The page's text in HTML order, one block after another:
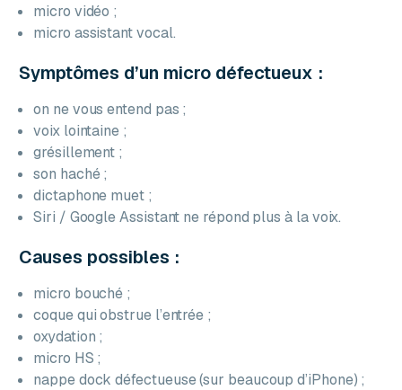
micro vidéo ;
micro assistant vocal.
Symptômes d’un micro défectueux :
on ne vous entend pas ;
voix lointaine ;
grésillement ;
son haché ;
dictaphone muet ;
Siri / Google Assistant ne répond plus à la voix.
Causes possibles :
micro bouché ;
coque qui obstrue l’entrée ;
oxydation ;
micro HS ;
nappe dock défectueuse (sur beaucoup d’iPhone) ;